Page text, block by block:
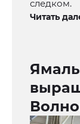
следком.
Читать